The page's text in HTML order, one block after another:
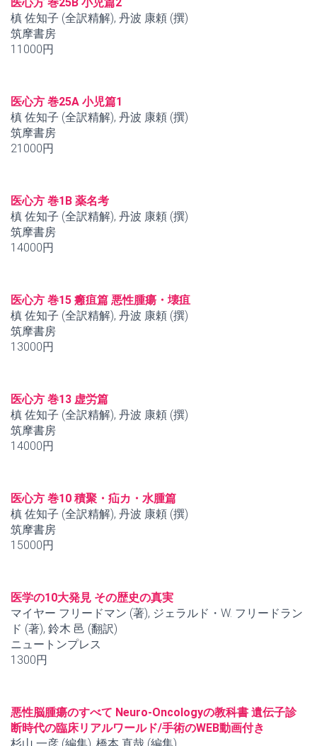
槙 佐知子 (全訳精解), 丹波 康頼 (撰)
筑摩書房
11000円
医心方 巻25A 小児篇1
槙 佐知子 (全訳精解), 丹波 康頼 (撰)
筑摩書房
21000円
医心方 巻1B 薬名考
槙 佐知子 (全訳精解), 丹波 康頼 (撰)
筑摩書房
14000円
医心方 巻15 癰疽篇 悪性腫瘍・壊疽
槙 佐知子 (全訳精解), 丹波 康頼 (撰)
筑摩書房
13000円
医心方 巻13 虚労篇
槙 佐知子 (全訳精解), 丹波 康頼 (撰)
筑摩書房
14000円
医心方 巻10 積聚・疝カ・水腫篇
槙 佐知子 (全訳精解), 丹波 康頼 (撰)
筑摩書房
15000円
医学の10大発見 その歴史の真実
マイヤー フリードマン (著), ジェラルド・W. フリードラン
ド (著), 鈴木 邑 (翻訳)
ニュートンプレス
1300円
悪性脳腫瘍のすべて Neuro-Oncologyの教科書 遺伝子診
断時代の臨床リアルワールド/手術のWEB動画付き